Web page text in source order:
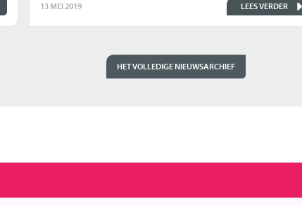
13 MEI 2019 LEES VERDER
HET VOLLEDIGE NIEUWSARCHIEF